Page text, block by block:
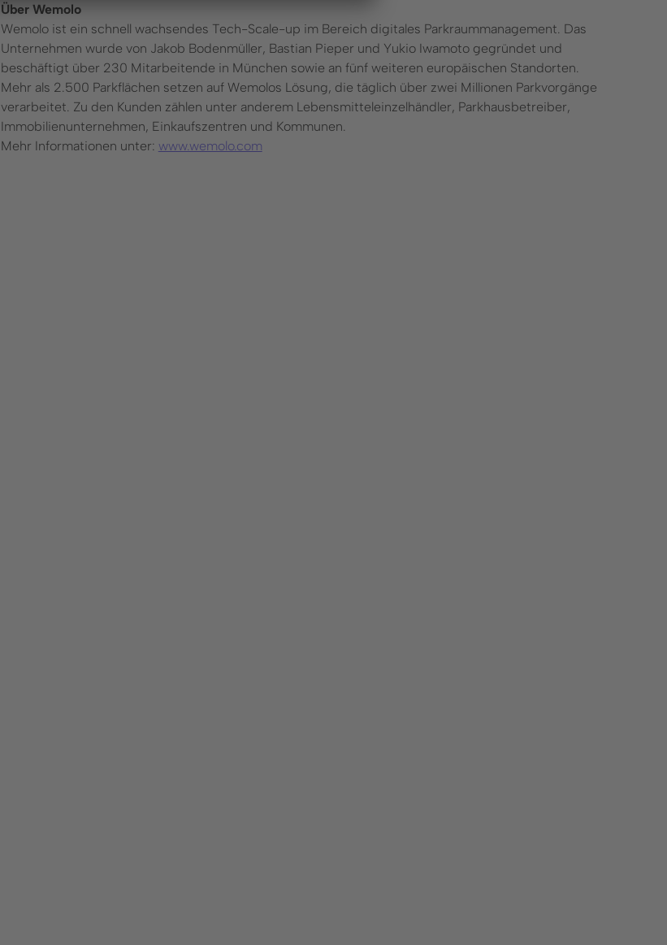
Über Wemolo
Wemolo ist ein schnell wachsendes Tech-Scale-up im Bereich digitales Parkraummanagement. Das
Unternehmen wurde von Jakob Bodenmüller, Bastian Pieper und Yukio Iwamoto gegründet und
beschäftigt über 230 Mitarbeitende in München sowie an fünf weiteren europäischen Standorten.
Mehr als 2.500 Parkflächen setzen auf Wemolos Lösung, die täglich über zwei Millionen Parkvorgänge
verarbeitet. Zu den Kunden zählen unter anderem Lebensmitteleinzelhändler, Parkhausbetreiber,
Immobilienunternehmen, Einkaufszentren und Kommunen.
Mehr Informationen unter: www.wemolo.com